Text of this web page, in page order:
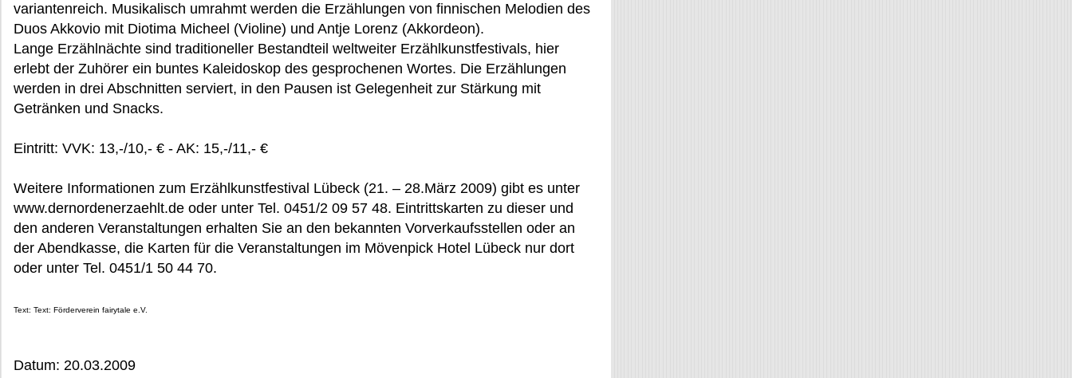
variantenreich. Musikalisch umrahmt werden die Erzählungen von finnischen Melodien des
Duos Akkovio mit Diotima Micheel (Violine) und Antje Lorenz (Akkordeon).
Lange Erzählnächte sind traditioneller Bestandteil weltweiter Erzählkunstfestivals, hier
erlebt der Zuhörer ein buntes Kaleidoskop des gesprochenen Wortes. Die Erzählungen
werden in drei Abschnitten serviert, in den Pausen ist Gelegenheit zur Stärkung mit
Getränken und Snacks.
Eintritt: VVK: 13,-/10,- € - AK: 15,-/11,- €
Weitere Informationen zum Erzählkunstfestival Lübeck (21. – 28.März 2009) gibt es unter
www.dernordenerzaehlt.de oder unter Tel. 0451/2 09 57 48. Eintrittskarten zu dieser und
den anderen Veranstaltungen erhalten Sie an den bekannten Vorverkaufsstellen oder an
der Abendkasse, die Karten für die Veranstaltungen im Mövenpick Hotel Lübeck nur dort
oder unter Tel. 0451/1 50 44 70.
Text: Text: Förderverein fairytale e.V.
Datum: 20.03.2009